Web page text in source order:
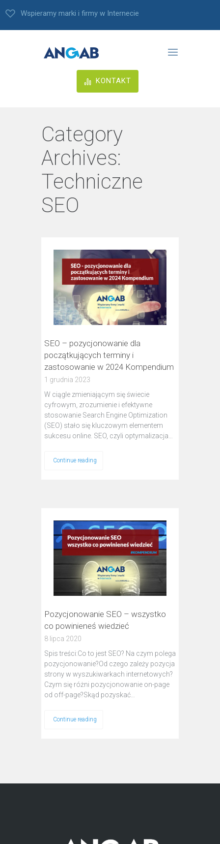
Wspieramy marki i firmy w Internecie
KONTAKT
Category
Archives:
Techniczne
SEO
SEO – pozycjonowanie dla
początkujących terminy i
zastosowanie w 2024 Kompendium
1 grudnia 2023
W ciągle zmieniającym się świecie
cyfrowym, zrozumienie i efektywne
stosowanie Search Engine Optimization
(SEO) stało się kluczowym elementem
sukcesu online. SEO, czyli optymalizacja…
Continue reading
Pozycjonowanie SEO – wszystko
co powinieneś wiedzieć
8 lipca 2020
Spis treści:Co to jest SEO? Na czym polega
pozycjonowanie?Od czego zależy pozycja
strony w wyszukiwarkach internetowych?
Czym się różni pozycjonowanie on-page
od off-page?Skąd pozyskać…
Continue reading